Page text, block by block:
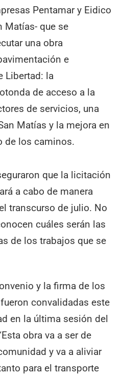
Pentamar y Eidico
Matías- que se
una obra
e
Libertad: la
de acceso a la
de servicios, una
Matías y la mejora en
de los caminos.
que la licitación
a cabo de manera
transcurso de julio. No
cuáles serán las
de los trabajos que se
y la firma de los
convalidadas este
en la última sesión del
obra va a ser de
y va a aliviar
para el transporte